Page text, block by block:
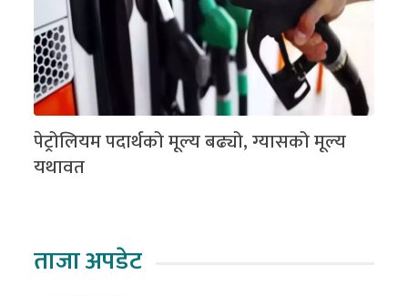
पेट्रोलियम पदार्थको मूल्य बढ्यो, ग्यासको मूल्य
यथावत
ताजा अपडेट